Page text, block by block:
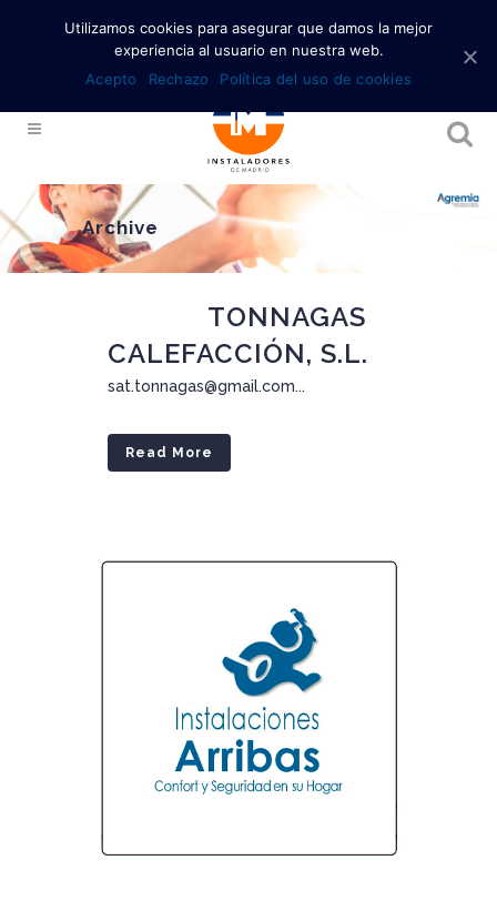
Archive
TONNAGAS
CALEFACCIÓN, S.L.
sat.tonnagas@gmail.com...
Read More
Utilizamos cookies para asegurar que damos la mejor
experiencia al usuario en nuestra web.
Acepto
Rechazo Política del uso de cookies